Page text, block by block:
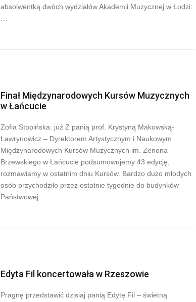
absolwentką dwóch wydziałów Akademii Muzycznej w Łodzi:
Finał Międzynarodowych Kursów Muzycznych
w Łańcucie
Zofia Stopińska: już Z panią prof. Krystyną Makowską-
Ławrynowicz – Dyrektorem Artystycznym i Naukowym
Międzynarodowych Kursów Muzycznych im. Zenona
Brzewskiego w Łańcucie podsumowujemy 43 edycję,
rozmawiamy w ostatnim dniu Kursów. Bardzo dużo młodych
osób przychodziło przez ostatnie tygodnie do budynków
Państwowej…
Edyta Fil koncertowała w Rzeszowie
Pragnę przedstawić dzisiaj panią Edytę Fil – świetną